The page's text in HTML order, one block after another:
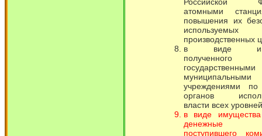
атомными
повышения их
производственных
в виде
полученного
муниципальными
учреждениями
органов
власти всех
в виде
денежные
поступившего